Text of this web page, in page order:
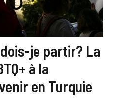
je partir? La
à la
en Turquie